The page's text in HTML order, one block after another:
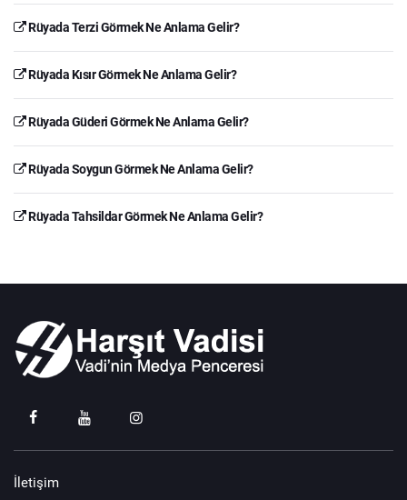
Rüyada Terzi Görmek Ne Anlama Gelir?
Rüyada Kısır Görmek Ne Anlama Gelir?
Rüyada Güderi Görmek Ne Anlama Gelir?
Rüyada Soygun Görmek Ne Anlama Gelir?
Rüyada Tahsildar Görmek Ne Anlama Gelir?
İletişim